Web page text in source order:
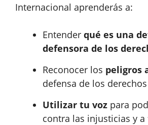
Internacional aprenderás a:
Entender qué es una
defensora de los
Reconocer los peligros
defensa de los
Utilizar tu voz para
contra las injusticias y a